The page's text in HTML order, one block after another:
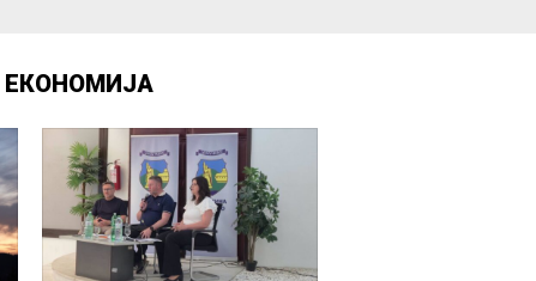
ЕКОНОМИЈА